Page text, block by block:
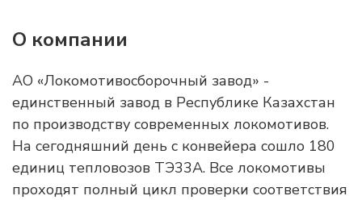
О компании
АО «Локомотивосборочный завод» -
единственный завод в Республике Казахстан
по производству современных локомотивов.
На сегодняшний день с конвейера сошло 180
единиц тепловозов ТЭ33А. Все локомотивы
проходят полный цикл проверки соответствия